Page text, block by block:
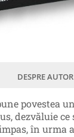
DESPRE AUTOR
povestea
dezvăluie
în urma